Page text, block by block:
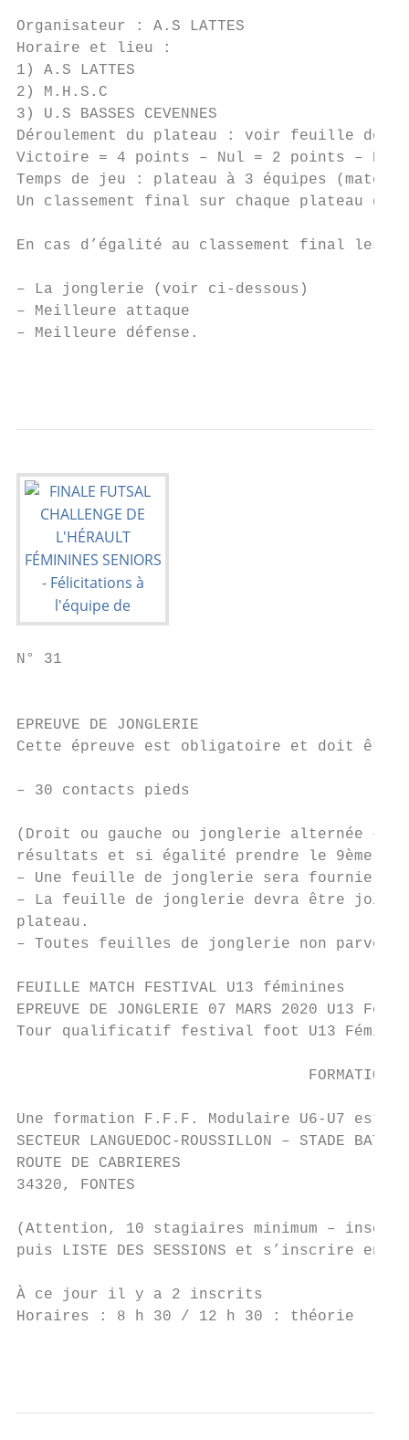
Organisateur : A.S LATTES
Horaire et lieu :
1) A.S LATTES
2) M.H.S.C
3) U.S BASSES CEVENNES
Déroulement du plateau : voir feuille de
Victoire = 4 points – Nul = 2 points –
Temps de jeu : plateau à 3 équipes (match
Un classement final sur chaque plateau
En cas d’égalité au classement final les
– La jonglerie (voir ci-dessous)
– Meilleure attaque
– Meilleure défense.
N° 31
EPREUVE DE JONGLERIE
Cette épreuve est obligatoire et doit être
– 30 contacts pieds
(Droit ou gauche ou jonglerie alternée –
résultats et si égalité prendre le 9ème
– Une feuille de jonglerie sera fournie à
– La feuille de jonglerie devra être
plateau.
– Toutes feuilles de jonglerie non
FEUILLE MATCH FESTIVAL U13 féminines
EPREUVE DE JONGLERIE 07 MARS 2020 U13
Tour qualificatif festival foot U13
FORMATION
Une formation F.F.F. Modulaire U6-U7 est
SECTEUR LANGUEDOC-ROUSSILLON – STADE
ROUTE DE CABRIERES
34320, FONTES
(Attention, 10 stagiaires minimum –
puis LISTE DES SESSIONS et s’inscrire en
À ce jour il y a 2 inscrits
Horaires : 8 h 30 / 12 h 30 : théorie